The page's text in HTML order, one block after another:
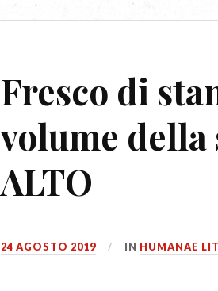
Fresco di
volume della
ALTO
24 AGOSTO 2019 IN HUMANAE